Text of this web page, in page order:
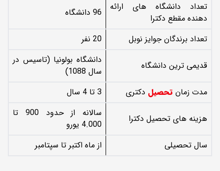
تعداد دانشگاه های ارائه
دهنده مقطع دکترا
96 دانشگاه
تعداد برندگان جوایز نوبل 20 نفر
قدیمی ترین دانشگاه
دانشگاه بولونیا (تاسیس در
سال 1088)
مدت زمان تحصیل دکتری 3 تا 4 سال
هزینه های تحصیل دکترا
سالانه از حدود 900 تا
4.000 یورو
سال تحصیلی
از ماه اکتبر تا سپتامبر